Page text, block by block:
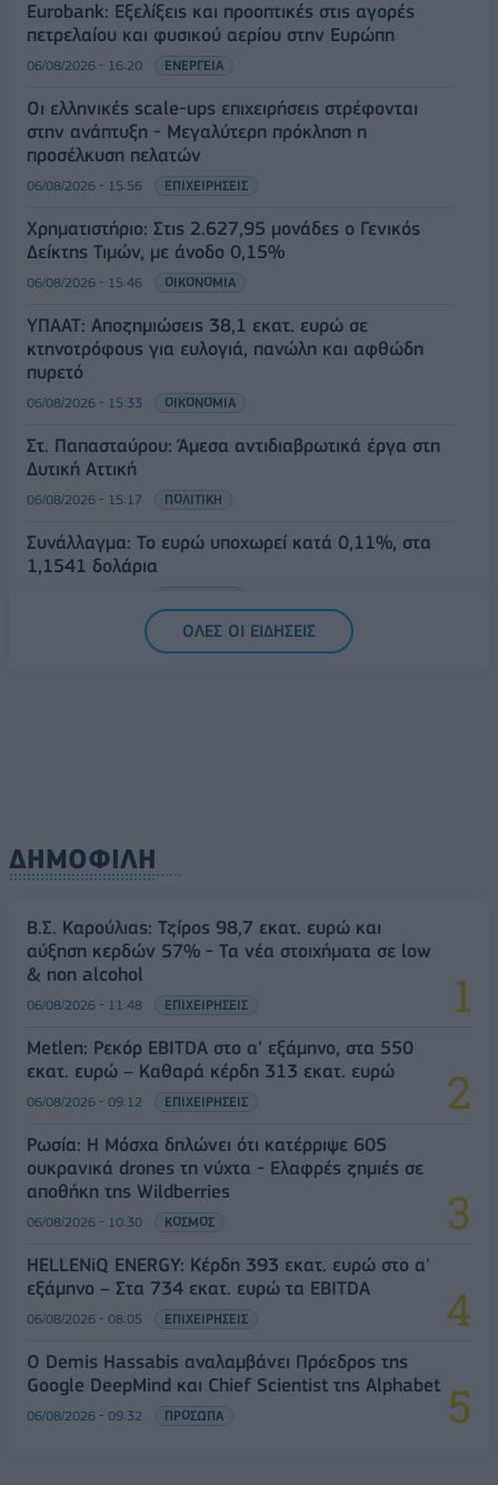
Eurobank: Εξελίξεις και προοπτικές στις αγορές
πετρελαίου και φυσικού αερίου στην Ευρώπη
06/08/2026 - 16:20 ΕΝΕΡΓΕΙΑ
Οι ελληνικές scale-ups επιχειρήσεις στρέφονται
στην ανάπτυξη - Μεγαλύτερη πρόκληση η
προσέλκυση πελατών
06/08/2026 - 15:56 ΕΠΙΧΕΙΡΗΣΕΙΣ
Χρηματιστήριο: Στις 2.627,95 μονάδες ο Γενικός
Δείκτης Τιμών, με άνοδο 0,15%
06/08/2026 - 15:46 ΟΙΚΟΝΟΜΙΑ
ΥΠΑΑΤ: Αποζημιώσεις 38,1 εκατ. ευρώ σε
κτηνοτρόφους για ευλογιά, πανώλη και αφθώδη
πυρετό
06/08/2026 - 15:33 ΟΙΚΟΝΟΜΙΑ
Στ. Παπασταύρου: Άμεσα αντιδιαβρωτικά έργα στη
Δυτική Αττική
06/08/2026 - 15:17 ΠΟΛΙΤΙΚΗ
Συνάλλαγμα: Το ευρώ υποχωρεί κατά 0,11%, στα
1,1541 δολάρια
ΟΛΕΣ ΟΙ ΕΙΔΗΣΕΙΣ
ΔΗΜΟΦΙΛΗ
Β.Σ. Καρούλιας: Τζίρος 98,7 εκατ. ευρώ και
αύξηση κερδών 57% - Τα νέα στοιχήματα σε low
& non alcohol
06/08/2026 - 11:48 ΕΠΙΧΕΙΡΗΣΕΙΣ
Metlen: Ρεκόρ EBITDA στο α' εξάμηνο, στα 550
εκατ. ευρώ – Καθαρά κέρδη 313 εκατ. ευρώ
06/08/2026 - 09:12 ΕΠΙΧΕΙΡΗΣΕΙΣ
Ρωσία: Η Μόσχα δηλώνει ότι κατέρριψε 605
ουκρανικά drones τη νύχτα - Ελαφρές ζημιές σε
αποθήκη της Wildberries
06/08/2026 - 10:30 ΚΟΣΜΟΣ
HELLENiQ ENERGY: Κέρδη 393 εκατ. ευρώ στο α'
εξάμηνο – Στα 734 εκατ. ευρώ τα EBITDA
06/08/2026 - 08:05 ΕΠΙΧΕΙΡΗΣΕΙΣ
Ο Demis Hassabis αναλαμβάνει Πρόεδρος της
Google DeepMind και Chief Scientist της Alphabet
06/08/2026 - 09:32 ΠΡΟΣΩΠΑ